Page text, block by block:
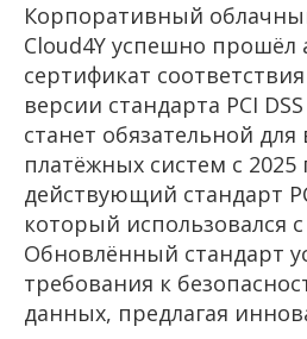
Корпоративный
Cloud4Y успешно прошёл
сертификат
версии стандарта PCI
станет обязательной для
платёжных систем с 2025
действующий стандарт
который использовался с
Обновлённый стандарт
требования к
данных, предлагая